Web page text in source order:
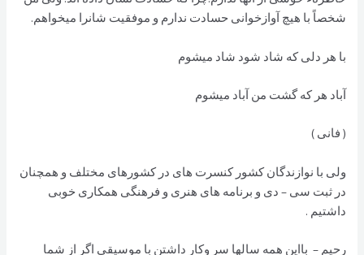
شخصاً با هیچ آوازخوانی حسادت ندارم و موفقیت شانرا میخواهم.
با هر دلی که شاد شود شاد میشوم
آباد هر که گشت من آباد میشوم
( فانی )
ولی با نوازندگان کشور کنسرت های در کشورهای مختلف و همچنان
در ثبت سی – دی و برنامه های هنری و فرهنگی همکاری خوبی
داشتیم .
رحیم – بااین همه سالها سر وکار داشتن با موسیقی اگر از شما